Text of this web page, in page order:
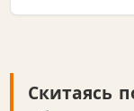
Скитаясь